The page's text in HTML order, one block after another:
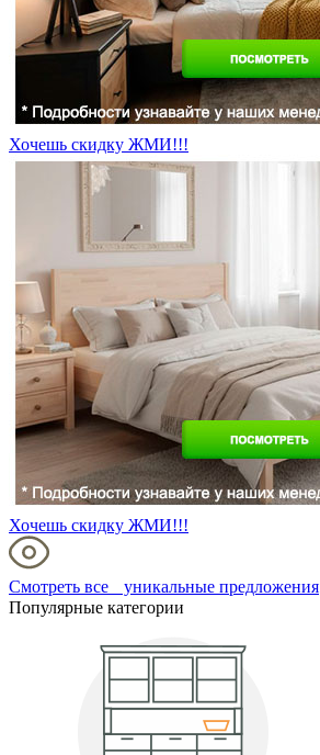
Хочешь скидку ЖМИ!!!
Хочешь скидку ЖМИ!!!
Смотреть все уникальные предложения
Популярные категории